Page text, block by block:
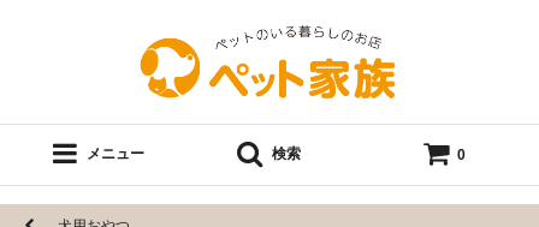
メニュー 検索 0